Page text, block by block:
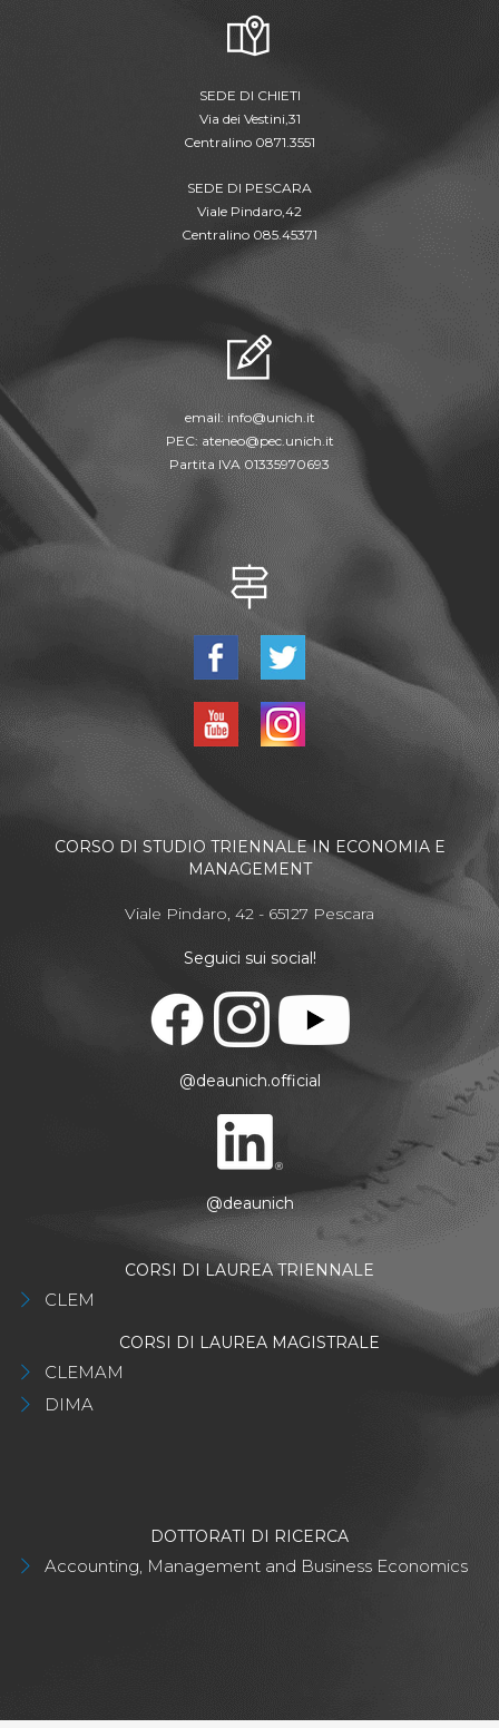
SEDE DI CHIETI
Via dei Vestini,31
Centralino 0871.3551
SEDE DI PESCARA
Viale Pindaro,42
Centralino 085.45371
email: info@unich.it
PEC: ateneo@pec.unich.it
Partita IVA 01335970693
CORSO DI STUDIO TRIENNALE IN ECONOMIA E
MANAGEMENT
Viale Pindaro, 42 - 65127 Pescara
Seguici sui social!
@deaunich.official
@deaunich
CORSI DI LAUREA TRIENNALE
CLEM
CORSI DI LAUREA MAGISTRALE
CLEMAM
DIMA
DOTTORATI DI RICERCA
Accounting, Management and Business Economics